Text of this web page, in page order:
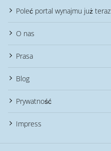
Poleć portal wynajmu już teraz
O nas
Prasa
Blog
Prywatność
Impress